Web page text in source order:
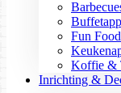
Fun Food
Koffie &
Inrichting &